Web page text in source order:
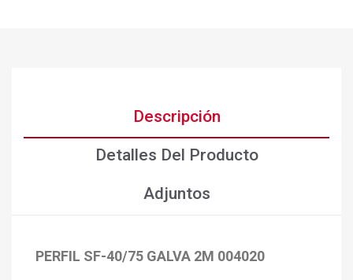
Descripción
Detalles Del Producto
Adjuntos
PERFIL SF-40/75 GALVA 2M 004020